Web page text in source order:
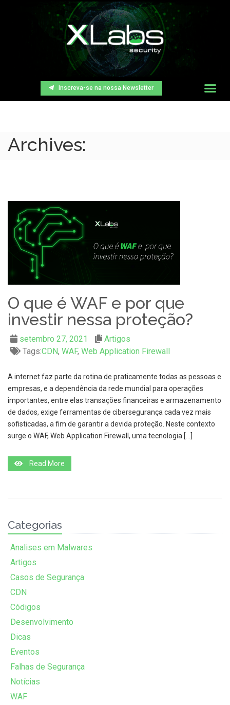
Inscreva-se na nossa Newsletter
Archives:
O que é WAF e por que
investir nessa proteção?
setembro 27, 2021
Artigos
Tags:CDN, WAF, Web Application Firewall
A internet faz parte da rotina de praticamente todas as pessoas e
empresas, e a dependência da rede mundial para operações
importantes, entre elas transações financeiras e armazenamento
de dados, exige ferramentas de cibersegurança cada vez mais
sofisticadas, a fim de garantir a devida proteção. Neste contexto
surge o WAF, Web Application Firewall, uma tecnologia […]
Read More
Categorias
Analises em Malwares
Artigos
Casos de Segurança
CDN
Códigos
Desenvolvimento
Dicas
Eventos
Falhas de Segurança
Notícias
WAF